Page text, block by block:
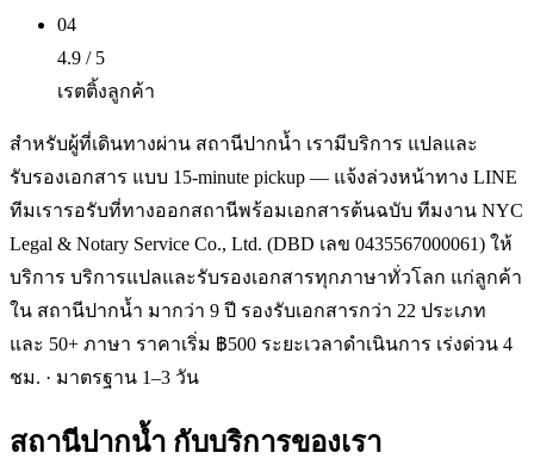
04
4.9 / 5
เรตติ้งลูกค้า
สำหรับผู้ที่เดินทางผ่าน สถานีปากน้ำ เรามีบริการ แปลและ
รับรองเอกสาร แบบ 15-minute pickup — แจ้งล่วงหน้าทาง LINE
ทีมเรารอรับที่ทางออกสถานีพร้อมเอกสารต้นฉบับ ทีมงาน NYC
Legal & Notary Service Co., Ltd. (DBD เลข 0435567000061) ให้
บริการ บริการแปลและรับรองเอกสารทุกภาษาทั่วโลก แก่ลูกค้า
ใน สถานีปากน้ำ มากว่า 9 ปี รองรับเอกสารกว่า 22 ประเภท
และ 50+ ภาษา ราคาเริ่ม ฿500 ระยะเวลาดำเนินการ เร่งด่วน 4
ชม. · มาตรฐาน 1–3 วัน
สถานีปากน้ำ กับบริการของเรา